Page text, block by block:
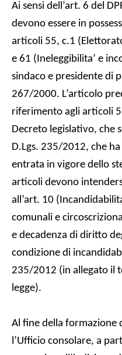
Ai sensi dell’art. 6 del
devono essere in
articoli 55, c.1
e 61 (Ineleggibilita’ e
sindaco e presidente di
267/2000. L’articolo
riferimento agli articoli
Decreto legislativo, che
D.Lgs. 235/2012, che
entrata in vigore dello
articoli devono
all’art. 10
comunali e
e decadenza di diritto
condizione di
235/2012 (in allegato il
legge).
Al fine della formazione
l’Ufficio consolare, a